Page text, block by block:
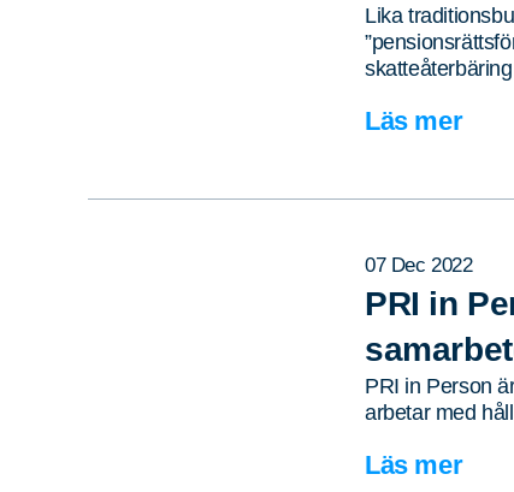
Lika
Läs mer
07 Dec 2022
PRI in
PRI in Person
arbetar med
Läs mer